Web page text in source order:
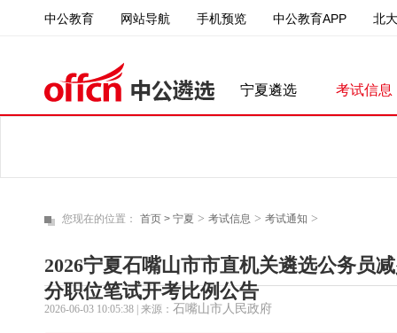
中公教育 网站导航 手机预览 中公教育APP 北
宁夏遴选 考试信息
您现在的位置： 首页 > 宁夏 > 考试信息 > 考试通知 >
2026宁夏石嘴山市市直机关遴选公务员
分职位笔试开考比例公告
2026-06-03 10:05:38 | 来源： 石嘴山市人民政府